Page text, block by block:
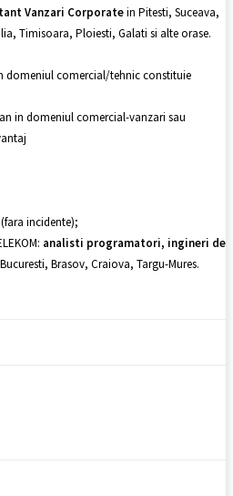
Vanzari Corporatein Pitesti, Suceava,
Timisoara, Ploiesti, Galati si alte orase.
domeniul comercial/tehnic constituie
in domeniul comercial-vanzari sau
incidente);
analisti programatori, ingineri de
Brasov, Craiova, Targu-Mures.